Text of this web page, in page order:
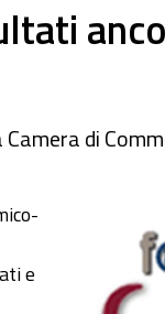
di
e